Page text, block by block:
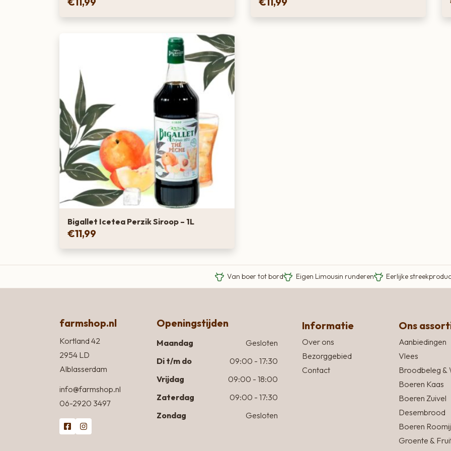
bloemetjes. Voor de perfecte mengverhouding raden we je aan om 1 deel siroop te mengen
met 6-8 delen plat of bruisend water, zodat je de ideale vlierbloesem limonade brouwt.
Bigallet Icetea Perzik Siroop – 1L
€11,99
Van boer tot bord Eigen Limousin runderen Eerlijke
farmshop.nl
Kortland 42
2954 LD
Alblasserdam
info@farmshop.nl
06-2920 3497
Openingstijden
Maandag
Gesloten
Di t/m do
09:00 - 17:30
Vrijdag
09:00 - 18:00
Zaterdag
09:00 - 17:30
Zondag
Gesloten
Informatie
Over ons
Bezorggebied
Contact
Ons
Aanbiedingen
Vlees
Broodbeleg &
Boeren Kaas
Boeren Zuivel
Desembrood
Boeren
Groente &